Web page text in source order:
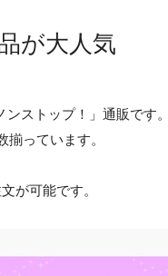
が大人気
ストップ！」通販です。
揃っています。
が可能です。